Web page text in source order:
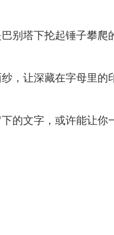
别塔下抡起锤子攀爬
，让深藏在字母里的
的文字，或许能让你